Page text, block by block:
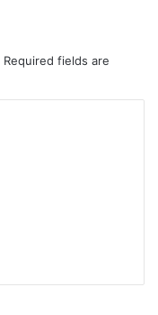
Required fields are